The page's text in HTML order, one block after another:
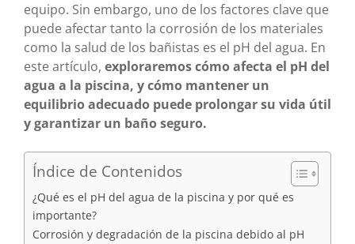
equipo. Sin embargo, uno de los factores clave que
puede afectar tanto la corrosión de los materiales
como la salud de los bañistas es el pH del agua. En
este artículo, exploraremos cómo afecta el pH del
agua a la piscina, y cómo mantener un
equilibrio adecuado puede prolongar su vida útil
y garantizar un baño seguro.
Índice de Contenidos
¿Qué es el pH del agua de la piscina y por qué es
importante?
Corrosión y degradación de la piscina debido al pH